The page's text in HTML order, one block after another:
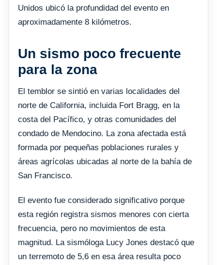
Unidos ubicó la profundidad del evento en
aproximadamente 8 kilómetros.
Un sismo poco frecuente
para la zona
El temblor se sintió en varias localidades del
norte de California, incluida Fort Bragg, en la
costa del Pacífico, y otras comunidades del
condado de Mendocino. La zona afectada está
formada por pequeñas poblaciones rurales y
áreas agrícolas ubicadas al norte de la bahía de
San Francisco.
El evento fue considerado significativo porque
esta región registra sismos menores con cierta
frecuencia, pero no movimientos de esta
magnitud. La sismóloga Lucy Jones destacó que
un terremoto de 5,6 en esa área resulta poco